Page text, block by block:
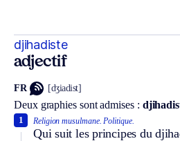
djihadiste
adjectif
FR [dʒiadist]
Deux graphies sont admises :
Religion musulmane. Politique.
Qui suit les principes du
1